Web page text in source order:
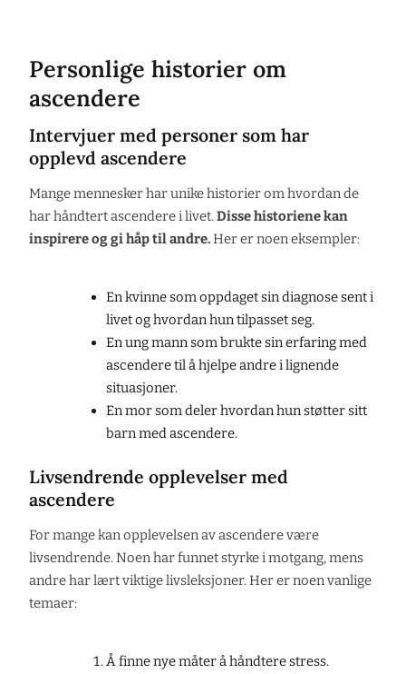
Personlige historier om
ascendere
Intervjuer med personer som har
opplevd ascendere
Mange mennesker har unike historier om hvordan de
har håndtert ascendere i livet.Disse historiene kan
inspirere og gi håp til andre.Her er noen eksempler:
En kvinne som oppdaget sin diagnose sent i
livet og hvordan hun tilpasset seg.
En ung mann som brukte sin erfaring med
ascendere til å hjelpe andre i lignende
situasjoner.
En mor som deler hvordan hun støtter sitt
barn med ascendere.
Livsendrende opplevelser med
ascendere
For mange kan opplevelsen av ascendere være
livsendrende. Noen har funnet styrke i motgang, mens
andre har lært viktige livsleksjoner. Her er noen vanlige
temaer:
Å finne nye måter å håndtere stress.